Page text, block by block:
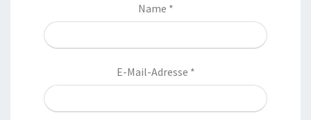
Name *
E-Mail-Adresse *